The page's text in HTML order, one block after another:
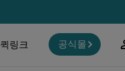
퀵링크 공식몰